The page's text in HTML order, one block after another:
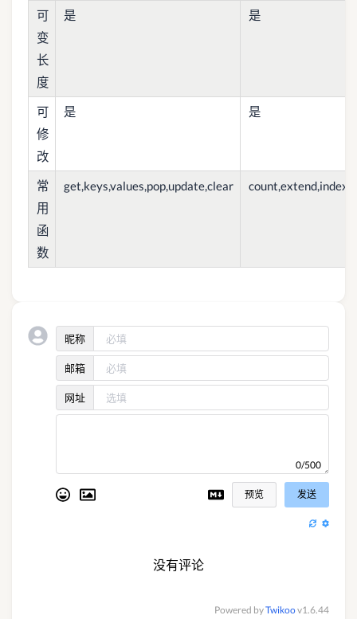
可
变
长
度
是 是
可
修
改
是 是
常
用
函
数
get,keys,values,pop,update,clear
昵称
邮箱
网址
0/500
预览 发送
没有评论
Powered byTwikoov1.6.44